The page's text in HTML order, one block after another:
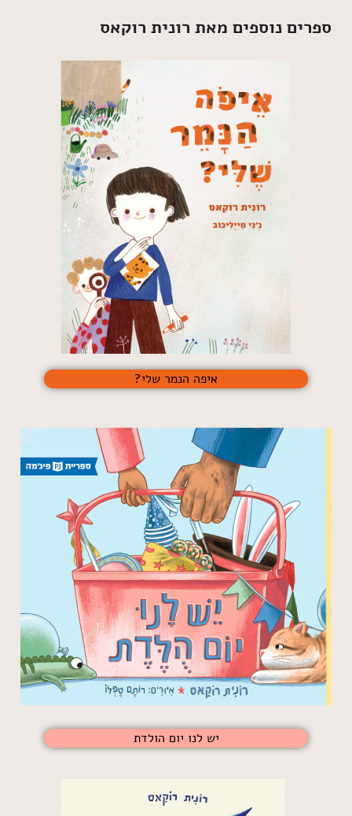
ספרים נוספים מאת רונית רוקאס
איפה הנמר שלי?
יש לנו יום הולדת